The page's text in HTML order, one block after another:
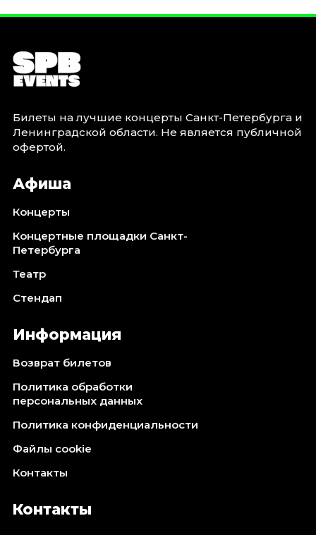
Билеты на лучшие концерты Санкт-Петербурга и
Ленинградской области. Не является публичной
офертой.
Афиша
Концерты
Концертные площадки Санкт-
Петербурга
Театр
Стендап
Информация
Возврат билетов
Политика обработки
персональных данных
Политика конфиденциальности
Файлы cookie
Контакты
Контакты